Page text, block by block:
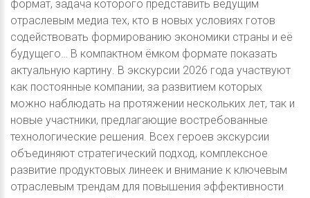
формат, задача которого представить ведущим
отраслевым медиа тех, кто в новых условиях готов
содействовать формированию экономики страны и её
будущего… В компактном ёмком формате показать
актуальную картину. В экскурсии 2026 года участвуют
как постоянные компании, за развитием которых
можно наблюдать на протяжении нескольких лет, так и
новые участники, предлагающие востребованные
технологические решения. Всех героев экскурсии
объединяют стратегический подход, комплексное
развитие продуктовых линеек и внимание к ключевым
отраслевым трендам для повышения эффективности